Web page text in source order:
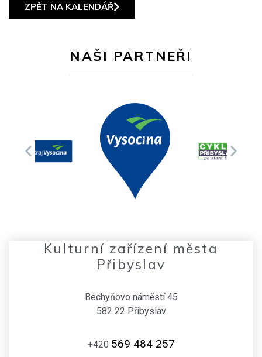
ZPĚT NA KALENDÁŘ
NAŠI PARTNEŘI
Kulturní zařízení města
Přibyslav
Bechyňovo náměstí 45
582 22 Přibyslav
+420 569 484 257